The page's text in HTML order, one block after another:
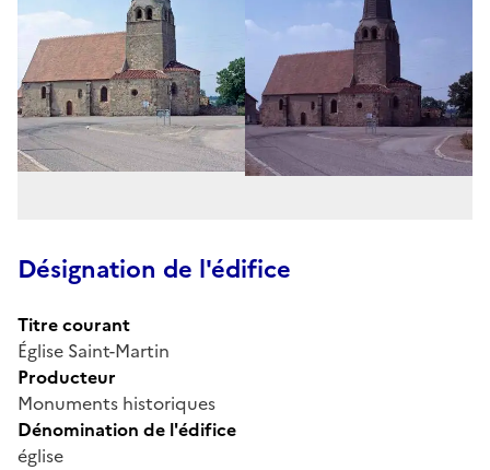
Désignation de l'édifice
Titre courant
Église Saint-Martin
Producteur
Monuments historiques
Dénomination de l'édifice
église